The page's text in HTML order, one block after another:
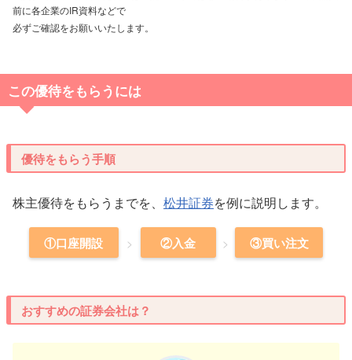
前に各企業のIR資料などで
必ずご確認をお願いいたします。
この優待をもらうには
優待をもらう手順
株主優待をもらうまでを、 松井証券を例に説明します。
①口座開設 ②入金 ③買い注文
おすすめの証券会社は？